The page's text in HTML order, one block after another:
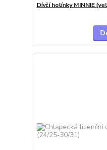
Dívčí holínky MINNIE